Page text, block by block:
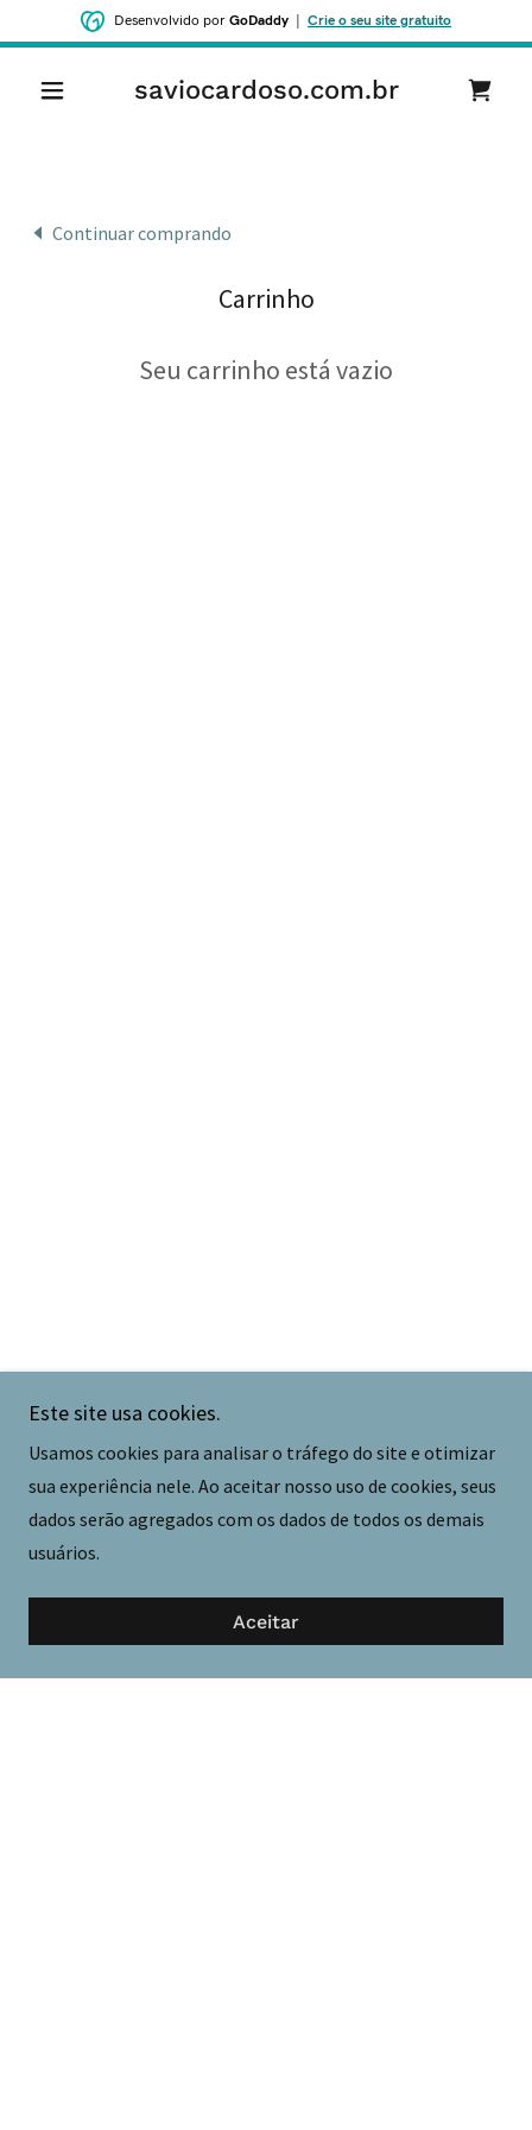
Desenvolvido por GoDaddy Crie o seu site gratuito
saviocardoso.com.br
Continuar comprando
Carrinho
Seu carrinho está vazio
Este site usa cookies.
Usamos cookies para analisar o tráfego do site e otimizar
sua experiência nele. Ao aceitar nosso uso de cookies, seus
dados serão agregados com os dados de todos os demais
usuários.
Aceitar